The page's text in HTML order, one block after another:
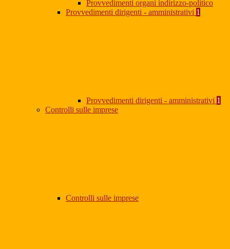
Provvedimenti organi indirizzo-politico
Provvedimenti dirigenti - amministrativi 1
Provvedimenti dirigenti - amministrativi 1
Controlli sulle imprese
Controlli sulle imprese